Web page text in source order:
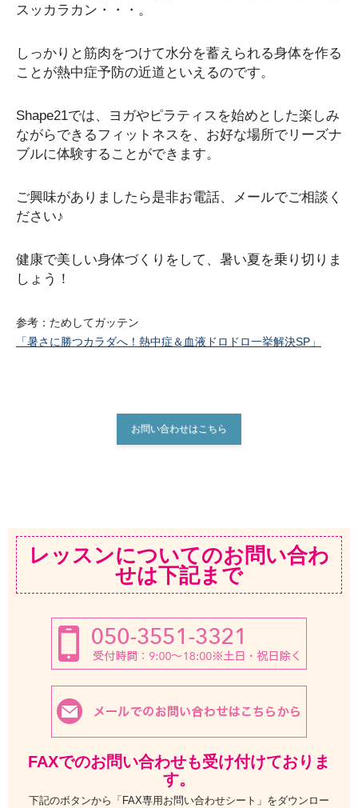
スッカラカン・・・。
しっかりと筋肉をつけて水分を蓄えられる身体を作る
ことが熱中症予防の近道といえるのです。
Shape21では、ヨガやピラティスを始めとした楽しみ
ながらできるフィットネスを、お好な場所でリーズナ
ブルに体験することができます。
ご興味がありましたら是非お電話、メールでご相談く
ださい♪
健康で美しい身体づくりをして、暑い夏を乗り切りま
しょう！
参考：ためしてガッテン
「暑さに勝つカラダへ！熱中症＆血液ドロドロ一挙解決SP」
お問い合わせはこちら
レッスンについてのお問い合わ
せは下記まで
FAXでのお問い合わせも受け付けておりま
す。
下記のボタンから「FAX専用お問い合わせシート」をダウンロー